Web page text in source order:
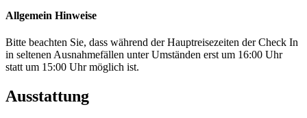
Allgemein Hinweise
Bitte beachten Sie, dass während der Hauptreisezeiten der Check In
in seltenen Ausnahmefällen unter Umständen erst um 16:00 Uhr
statt um 15:00 Uhr möglich ist.
Ausstattung